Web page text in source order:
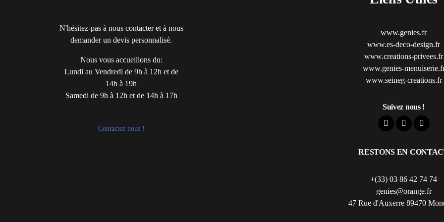
N'hésitez-pas à nous contacter et à nous
demander un devis personnalisé.
Nous vous accueillons du:
Lundi au Vendredi de 9h à 12h et de
14h à 19h
Samedi de 9h à 12h et de 14h à 17h
Contactez nous !
www.genies.fr
www.es-deco-design.fr
www.creations-privees.fr
www.genies-
www.seineg-creations.fr
Suivez nous !
RESTONS EN
+(33) 03 86 42 74 74
genies@orange.fr
47 Rue d'Auxerre 89470